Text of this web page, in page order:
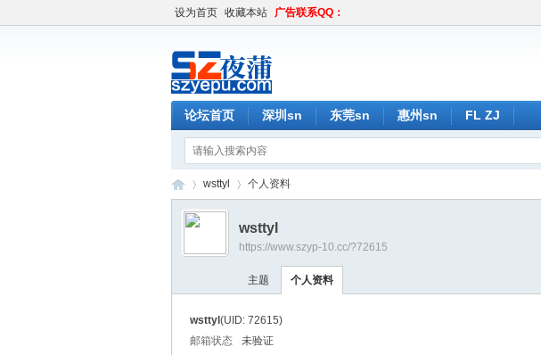
设为首页 收藏本站 广告联系QQ：
论坛首页 深圳sn 东莞sn 惠州sn FL ZJ
›
wsttyl 个人资料
wsttyl
https://www.szyp-10.cc/?72615
主题 个人资料
wsttyl (UID: 72615)
邮箱状态
未验证